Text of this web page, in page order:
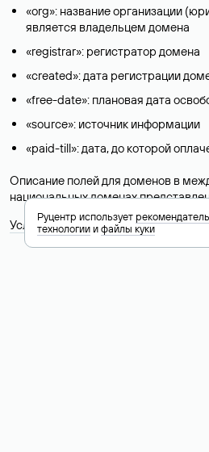
«org»: название организации
является владельцем домена
«registrar»: регистратор домена
«created»: дата регистрации
«free-date»: плановая дата
«source»: источник информации
«paid-till»: дата, до которой
Описание полей для доменов в
национальных доменах
Условия использования Whois-
Руцентр использует
технологииифайлы куки